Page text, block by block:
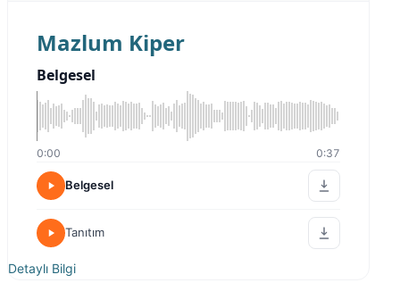
Mazlum Kiper
Belgesel
0:00 0:37
Belgesel
Tanıtım
Detaylı Bilgi